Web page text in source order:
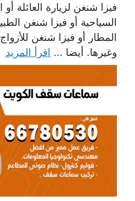
فيزا شنغن لزيارة العائلة
السياحية أو فيزا شنغن
المطار أو فيزا شنغن
وغيرها. أيضا ... اقرأ المزيد